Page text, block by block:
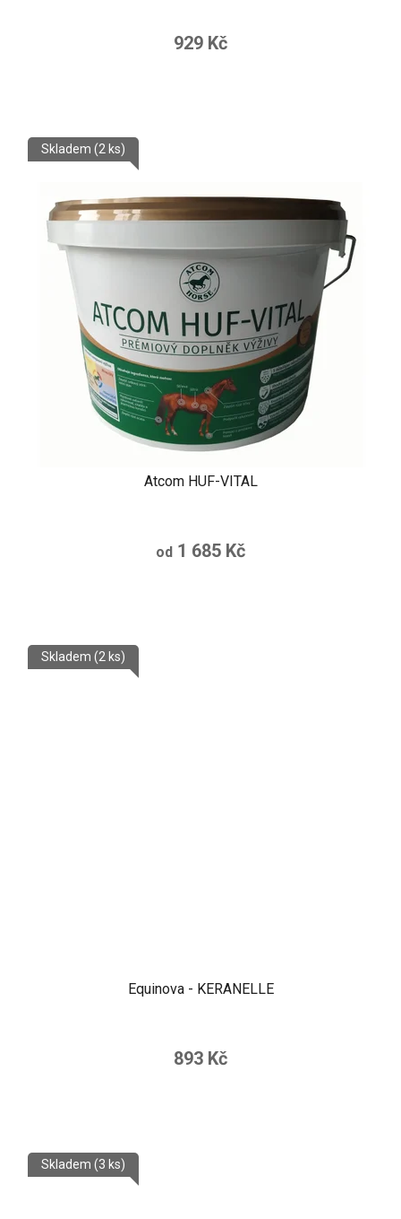
929 Kč
Atcom HUF-VITAL
Skladem (2 ks)
od 1 685 Kč
Equinova - KERANELLE
Skladem (2 ks)
893 Kč
Skladem (3 ks)